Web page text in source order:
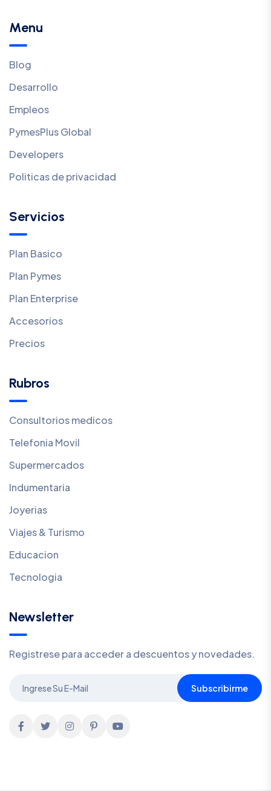
Menu
Blog
Desarrollo
Empleos
PymesPlus Global
Developers
Politicas de privacidad
Servicios
Plan Basico
Plan Pymes
Plan Enterprise
Accesorios
Precios
Rubros
Consultorios medicos
Telefonia Movil
Supermercados
Indumentaria
Joyerias
Viajes & Turismo
Educacion
Tecnologia
Newsletter
Registrese para acceder a descuentos y novedades.
Subscribirme